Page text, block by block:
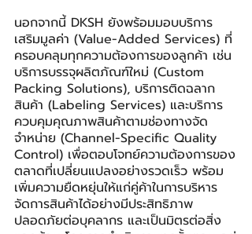
นอกจากนี้ DKSH ยังพร้อมมอบบริการ
เสริมมูลค่า (Value-Added Services) ที่
ครอบคลุมทุกความต้องการของลูกค้า เช่น
บริการบรรจุผลิตภัณฑ์ใหม่ (Custom
Packing Solutions), บริการติดฉลาก
สินค้า (Labeling Services) และบริการ
ควบคุมคุณภาพสินค้าตามช่องทางจัด
จำหน่าย (Channel-Specific Quality
Control) เพื่อตอบโจทย์ความต้องการของ
ตลาดที่เปลี่ยนแปลงอย่างรวดเร็ว พร้อม
เพิ่มความยืดหยุ่นให้แก่คู่ค้าในการบริหาร
จัดการสินค้าได้อย่างมีประสิทธิภาพ
ปลอดภัยต่อบุคลากร และเป็นมิตรต่อสิ่ง